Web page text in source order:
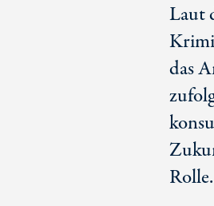
Laut
das
Rolle.